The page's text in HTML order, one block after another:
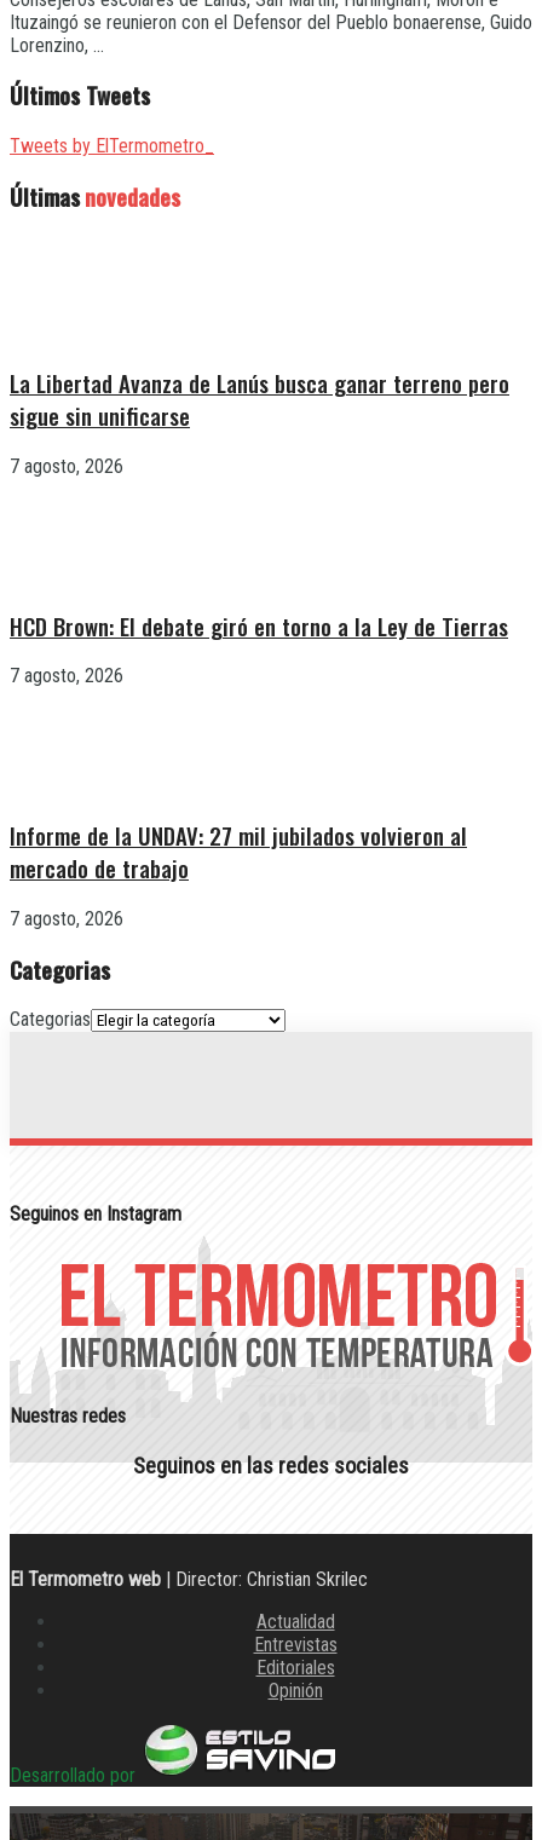
Ituzaingó se reunieron con el Defensor del Pueblo bonaerense, Guido
Lorenzino, ...
Últimos Tweets
Tweets by ElTermometro_
Últimasnovedades
La Libertad Avanza de Lanús busca ganar terreno pero
sigue sin unificarse
7 agosto, 2026
HCD Brown: El debate giró en torno a la Ley de Tierras
7 agosto, 2026
Informe de la UNDAV: 27 mil jubilados volvieron al
mercado de trabajo
7 agosto, 2026
Categorias
Categorias
Seguinos en Instagram
Nuestras redes
Seguinos en las redes sociales
El Termometro web | Director: Christian Skrilec
Actualidad
Entrevistas
Editoriales
Opinión
Desarrollado por